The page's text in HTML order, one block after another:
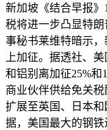
新加坡《结合早报
税将进一步凸显特朗
事秘书莱维特暗示
上加征。据透社、
和铝别离加征25%和
商业伙伴供给免关
扩展至英国、日本
据，美国最大的钢